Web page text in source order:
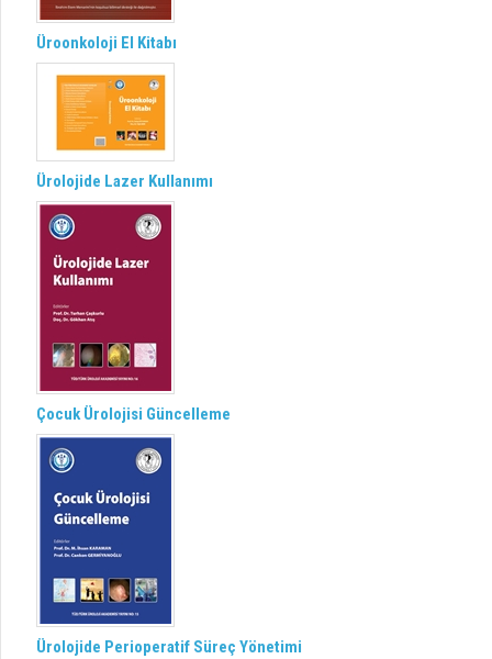
Üroonkoloji El Kitabı
Ürolojide Lazer Kullanımı
Çocuk Ürolojisi Güncelleme
Ürolojide Perioperatif Süreç Yönetimi